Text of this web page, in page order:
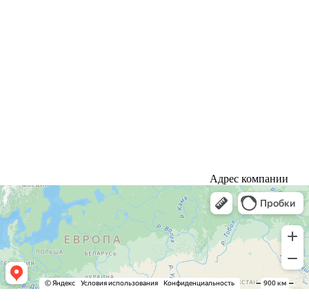
Адрес компании